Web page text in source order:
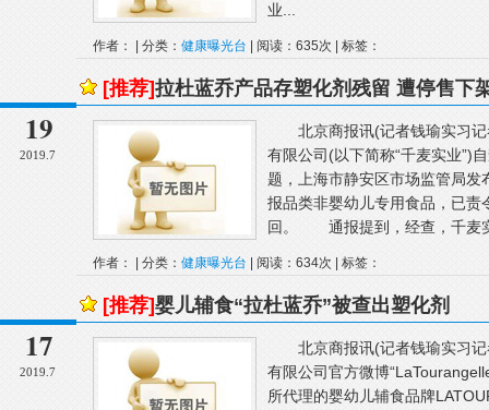
业...
作者： | 分类： 健康曝光台 | 阅读：635次 | 标签：
19
2019.7
[推荐]拉杜蓝乔产品存塑化剂残留 遭停售下
北京商报讯(记者钱瑜实习记
有限公司(以下简称“千麦实业”)
题，上海市静安区市场监管局
报品类非婴幼儿专用食品，已
回。 通报提到，经查，千麦
作者： | 分类： 健康曝光台 | 阅读：634次 | 标签：
17
2019.7
[推荐]婴儿辅食“拉杜蓝乔”被查出塑化剂
北京商报讯(记者钱瑜实习记
有限公司官方微博
所代理的婴幼儿辅食品牌